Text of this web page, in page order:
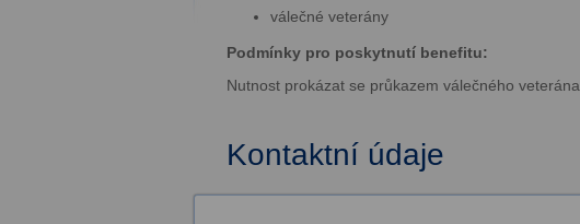
válečné veterány
Podmínky pro poskytnutí benefitu:
Nutnost prokázat se průkazem válečného veterána.
Kontaktní údaje